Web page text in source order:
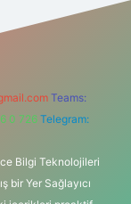
Teams:
0 726 Telegram:
Bilgi Teknolojileri
bir Yer Sağlayıcı